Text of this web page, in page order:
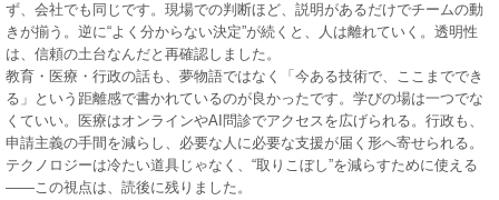
ず、会社でも同じです。現場での判断ほど、説明があるだけでチームの動
きが揃う。逆に“よく分からない決定”が続くと、人は離れていく。透明性
は、信頼の土台なんだと再確認しました。
教育・医療・行政の話も、夢物語ではなく「今ある技術で、ここまででき
る」という距離感で書かれているのが良かったです。学びの場は一つでな
くていい。医療はオンラインやAI問診でアクセスを広げられる。行政も、
申請主義の手間を減らし、必要な人に必要な支援が届く形へ寄せられる。
テクノロジーは冷たい道具じゃなく、“取りこぼし”を減らすために使える
——この視点は、読後に残りました。